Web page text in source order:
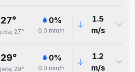
27°
27°
0%
0.0 mm/h
1.5
m/s
29°
29°
0%
0.0 mm/h
1.2
m/s